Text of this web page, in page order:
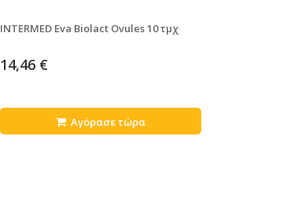
INTERMED Eva Biolact Ovules 10 τμχ
14,46 €
Αγόρασε τώρα